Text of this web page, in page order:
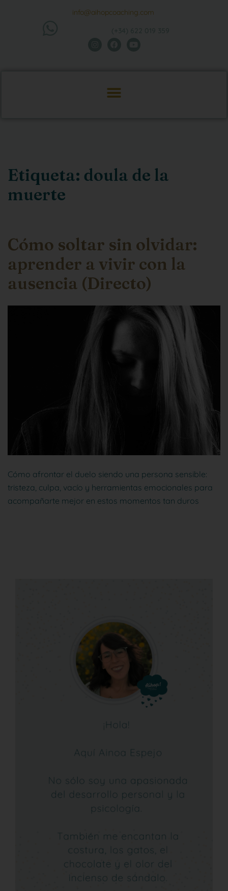
info@aihopcoaching.com
Etiqueta: doula de la
muerte
Cómo soltar sin olvidar:
aprender a vivir con la
ausencia (Directo)
Cómo afrontar el duelo siendo una persona sensible:
tristeza, culpa, vacío y herramientas emocionales para
acompañarte mejor en estos momentos tan duros